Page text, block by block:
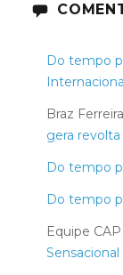
Do tempo
Braz
gera
Do tempo
Do tempo
Equipe CAP